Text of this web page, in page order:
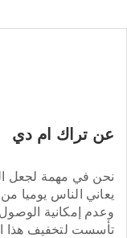
عن تراك ام دي
نحن في مهمة لجعل
يعاني الناس يوميا
وعدم إمكانية
تأسست لتخفيف هذا